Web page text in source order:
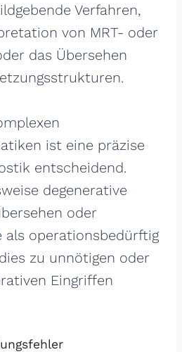
Verfahren,
von MRT- oder
das Übersehen
ist eine präzise
entscheidend.
degenerative
oder
als operationsbedürftig
zu unnötigen oder
Eingriffen